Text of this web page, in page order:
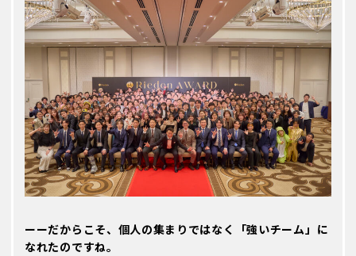
ーーだからこそ、個人の集まりではなく「強いチーム」に
なれたのですね。